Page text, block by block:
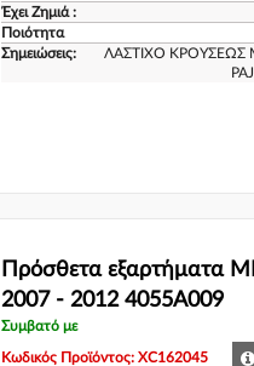
Έχει Ζημιά :
Ποιότητα
Σημειώσεις:
ΛΑΣΤΙΧΟ ΚΡΟΥΣΕΩΣ
Πρόσθετα εξαρτήματα
2007 - 2012 4055A009
Συμβατό με
Κωδικός Προϊόντος: XC162045